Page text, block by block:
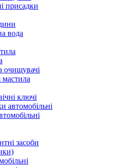
присадки
вода
мастила
ключі
автомобільні
засоби